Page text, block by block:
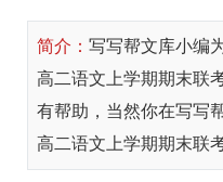
简介： 写写帮文库小编
高二语文上学期期末联
有帮助，当然你在写写
高二语文上学期期末联